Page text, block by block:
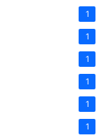
1
1
1
1
1
1